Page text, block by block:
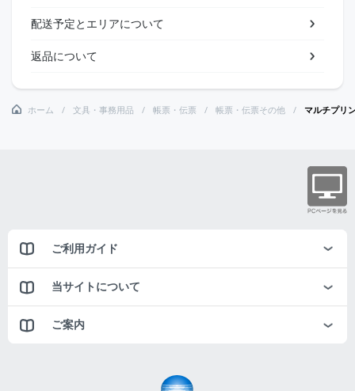
配送予定とエリアについて
返品について
ホーム 文具・事務用品 帳票・伝票 帳票・伝票その他 マルチプリ
ご利用ガイド
当サイトについて
ご案内